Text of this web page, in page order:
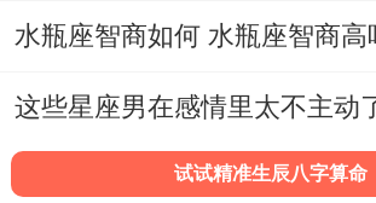
时你们会突然找回初吻时的心
倘若原因是工作耽误了见面时
释，直接拨***通话让对方看见
水瓶座智商如何 水瓶座智商高
试试精准生辰八字算命